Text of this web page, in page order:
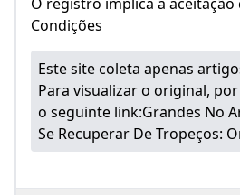
Condições
Este site coleta apenas
Para visualizar o original,
o seguinte link:Grandes No
Se Recuperar De Tropeços: